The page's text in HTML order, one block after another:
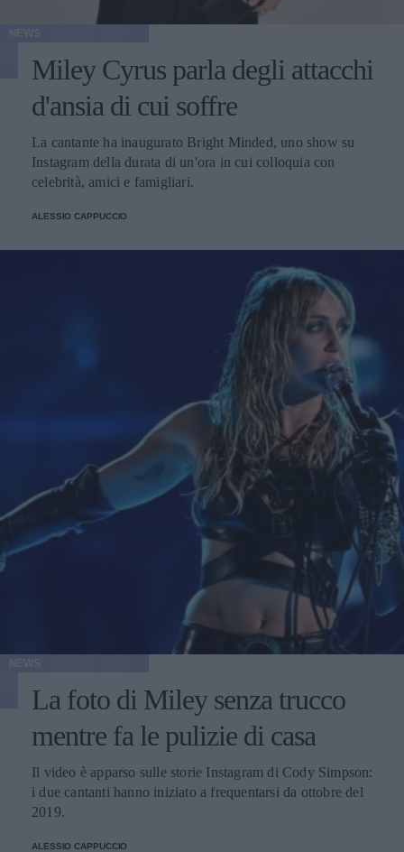
Miley Cyrus parla degli attacchi
d'ansia di cui soffre
La cantante ha inaugurato Bright Minded, uno show su
Instagram della durata di un'ora in cui colloquia con
celebrità, amici e famigliari.
ALESSIO CAPPUCCIO
La foto di Miley senza trucco
mentre fa le pulizie di casa
Il video è apparso sulle storie Instagram di Cody Simpson:
i due cantanti hanno iniziato a frequentarsi da ottobre del
2019.
ALESSIO CAPPUCCIO